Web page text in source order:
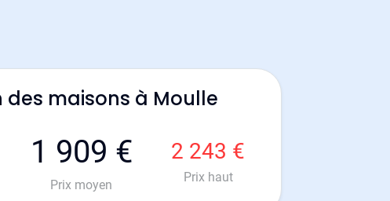
des maisons à Moulle
1 909 €
Prix moyen
2 243 €
Prix haut